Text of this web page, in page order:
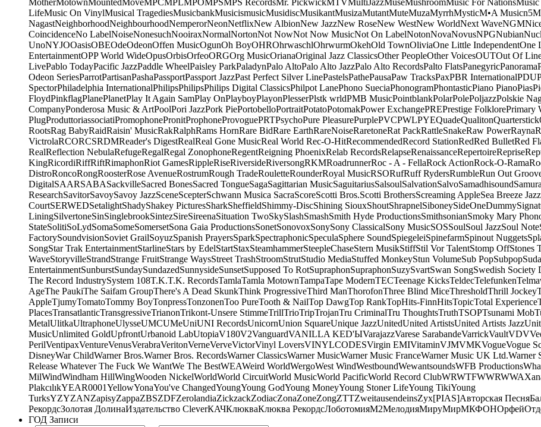
MotherMotownMountedMoveMPCMPLMPOMPSMPS RecordsMr. PickwickMTVMultiJazzMuseMushroomMusic For NationsMusic
LifeMusic On VinylMusical TragediesMusicbankMusicismusicMusidiscMusikantMusizaMutantMuteMuzaMyrrhMysticM•A Music
NagastNeighborhoodNeighbourhoodNemperorNeonNetflixNew AlbionNew JazzNew RoseNew WestNew WorldNext WaveNGM
CoincidenceNo LabelNoiseNonesuchNooiraxNormalNortonNot NowNot Now MusicNot On LabelNotonNovaNovusNPGNubian
UnoNYJOOasisOBEOdeOdeonOffen MusicOgunOh BoyOHROhrwaschlOhrwurmOkehOld TownOliviaOne Little IndependentOne
EntertainmentOPP World WideOpusOrbisOrfeoORGOrg MusicOrianaOriginal Jazz ClassicsOther PeopleOther VoicesOUTOut Of
LivePablo TodayPacific JazzPaddle WheelPaisley ParkPaladynPalo AltoPalo Alto JazzPalo Alto RecordsPalto FlatsPanegyricPanorama
Odeon SeriesParrotPartisanPashaPassportPassport JazzPast Perfect Silver LinePastelsPathePausaPaw TracksPaxPBR InternationalPDU
SpectorPhiladelphia InternationalPhilipsPhilipsPhilips Digital ClassicsPhilpot LanePhono SueciaPhonogramPhontasticPiano PianoPias
FloydPinkflagPlanePlanetPlay It Again SamPlay OnPlayboyPlayonPlesserPlstk wrldPMB MusicPointblankPolarPolePoljazzPolskie
CompanyPonderosa Music & ArtPoolPori JazzPork PiePortobelloPortraitPotatoPotomakPower ExchangePREPrestige FolklorePrimary
PlugProduttoriassociatiPromophonePronitProphoneProvoguePRTPsychoPure PleasurePurplePVCPWLPYEQuadeQualitonQuarterstick
RootsRag BabyRaidRaisin' MusicRakRalphRams HornRare BidRare EarthRareNoiseRaretoneRat PackRattleSnakeRaw PowerRayna
VictrolaRCORCSRDMReader's DigestRealReal Gone MusicReal World Rec-O-HitRecommendedRecord StationRedRed BulletRed
RealReflection NebulaRefugeRegalRegal ZonophoneRegentReigning PhoenixRelab RecordsRelapseRenaissanceRepertoireReprise
KingRicordiRiffRiftRimaphonRiot GamesRippleRiseRiversideRiversongRKMRoadrunnerRoc - A - FellaRock ActionRock-O-Rama
DistroRoncoRongRoosterRose AvenueRostrumRough TradeRouletteRounderRoyal MusicRSORufRuff RydersRumbleRun Out
DigitalSAARSABASackvilleSacred BonesSacred TongueSagaSagittarian MusicSaguitariusSalsoulSalvationSalvoSamadhisound
ResearchSavitorSavoySavoy JazzSceneScepterSchwann Musica SacraScoreScotti Bros.Scotti BrothersScreaming AppleSea Breeze Jazz
CourtSERWEDSetalightShadyShakey PicturesSharkSheffieldShimmy-DiscShining SiouxShoutShrapnelSiboneySideOneDummy
LiningSilvertoneSinSinglebrookSintezSireSireenaSituation TwoSkySlashSmashSmith Hyde ProductionsSmithsonianSmoky Mary
StateSolitiSoLydSomaSomeSomersetSona Gaia ProductionsSonetSonovoxSonySony ClassicalSony MusicSOSSoulSoul JazzSoul Note
FactorySoundvisionSoviet GrailSoyuzSpanish PrayersSparkSpectraphonicSpeculaSphere SoundSpiegeleiSpinefarmSpinout Nuggets
SongStar Trak EntertainmentStarlineStars by EdelStartStaxSteamhammerSteepleChaseStern MusikStiffStil Vor TalentStomp OffStones
WaveStoryvilleStrandStrange FruitStrange WaysStreet TrashStroomStrutStudio MediaStuffed MonkeyStun VolumeSub PopSubpop
EntertainmentSunburstSundaySundazedSunnysideSunsetSupposed To RotSupraphonSupraphonSuzySvartSwan SongSwedish Society
The Record IndustrySystem 108T.K.T.K. RecordsTamlaTamla MotownTampaTape ModernTECTeenage KicksTeldecTelefunken
AgeThe PaukiThe Saifam GroupThere's A Dead SkunkThink ProgressiveThird ManThorofonThree Blind MiceThresholdThrill Jockey
AppleTjumyTomatoTommy BoyTonpressTonzonenToo PureTooth & NailTop DawgTop RankTopHits-FinnHitsTopicTotal Experience
PlacesTransatlanticTransgressiveTrianonTrikont-Unsere StimmeTrillTrioTripTrojanTru CriminalTru ThoughtsTruthTSOPTsunami Mob
MetalUlitkaUltraphoneUlysseUMCUMeUniUNI RecordsUnicornUnion SquareUnique JazzUnitedUnited ArtistsUnited Artists Jazz
MusicUnlimited GoldUpfrontUrbanoid LabUtopiaV180V2VanguardVANILLA KED'ЫVarajazzVarese SarabandeVarrickVaultVDV
PerilVentipaxVentureVenusVerabraVeritonVerneVerveVictorVinyl LoversVINYLCODESVirgin EMIVitaminVJMVMKVogueVogue
DisneyWar ChildWarner Bros.Warner Bros. RecordsWarner ClassicsWarner MusicWarner Music FranceWarner Music UK Ltd.Warner
Release Whatever The Fuck We WantWe The BestWEAWeird WorldWergoWest WindWestboundWewantsoundsWFB Productions
MilWindWindham HillWingWooden NickelWorldWorld CircuitWorld MusicWorld PacificWorld Record ClubWRWTFWWRWWA
PlakcılıkYEAR0001YellowYonaYou've ChangedYoungYoung GodYoung MoneyYoung Stoner LifeYoung TikiYoung
TurksYZYZANZapisyZappaZBSZDFZerolandiaZickzackZodiacZonaZoneZongZTTZweitausendeinsZyx[PIAS]Авторская Песня
РекордсЗолотая ДолинаИздательство CleverКАЧКлюкваКлюква РекордсЛоботомияМ2МелодияМируМирМКФОНОрфей
ГОД Записи